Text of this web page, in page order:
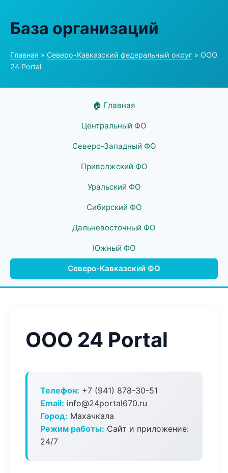
База организаций
Главная » Северо-Кавказский федеральный округ » ООО
24 Portal
🏠 Главная
Центральный ФО
Северо-Западный ФО
Приволжский ФО
Уральский ФО
Сибирский ФО
Дальневосточный ФО
Южный ФО
Северо-Кавказский ФО
ООО 24 Portal
Телефон: +7 (941) 878-30-51
Email: info@24portal670.ru
Город: Махачкала
Режим работы: Сайт и приложение:
24/7